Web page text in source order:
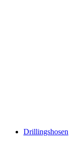
Drillingshosen